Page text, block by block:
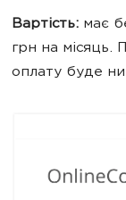
Вартість: має
грн на місяць.
оплату буде